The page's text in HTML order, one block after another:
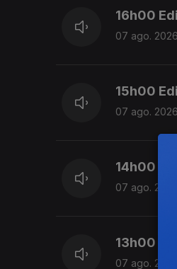
16h00
07 ago. 2026
15h00
07 ago. 2026
14h00
07 ago. 2026
13h00
07 ago. 2026